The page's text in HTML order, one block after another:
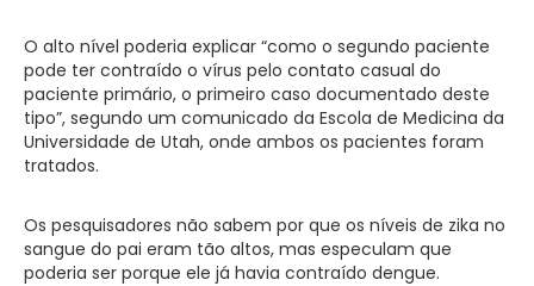
O alto nível poderia explicar “como o segundo paciente
pode ter contraído o vírus pelo contato casual do
paciente primário, o primeiro caso documentado deste
tipo”, segundo um comunicado da Escola de Medicina da
Universidade de Utah, onde ambos os pacientes foram
tratados.
Os pesquisadores não sabem por que os níveis de zika no
sangue do pai eram tão altos, mas especulam que
poderia ser porque ele já havia contraído dengue.